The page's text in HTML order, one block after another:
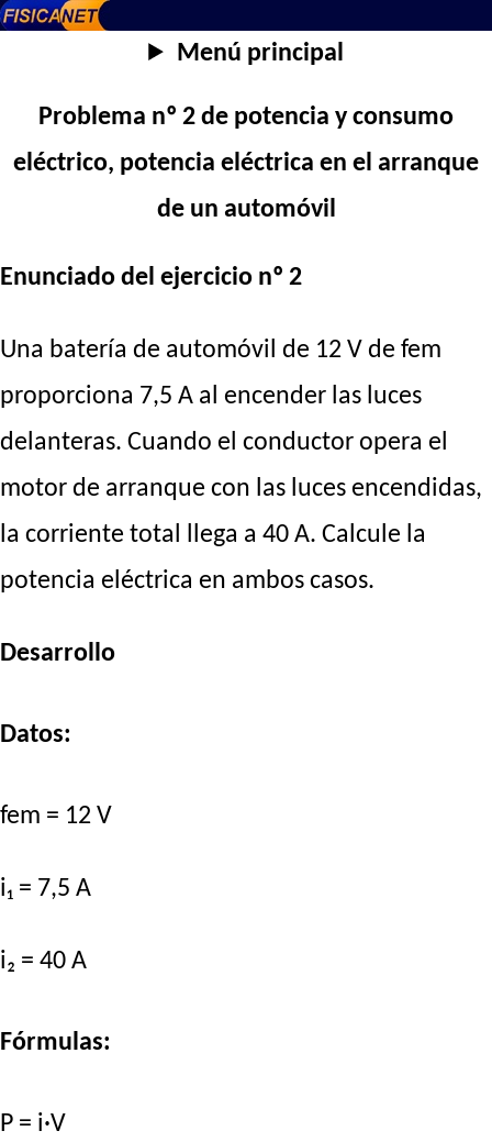
Menú principal
Problema nº 2 de potencia y consumo
eléctrico, potencia eléctrica en el arranque
de un automóvil
Enunciado del ejercicio nº 2
Una batería de automóvil de 12 V de fem
proporciona 7,5 A al encender las luces
delanteras. Cuando el conductor opera el
motor de arranque con las luces encendidas,
la corriente total llega a 40 A. Calcule la
potencia eléctrica en ambos casos.
Desarrollo
Datos:
fem = 12 V
i₁ = 7,5 A
i₂ = 40 A
Fórmulas:
P = i·V